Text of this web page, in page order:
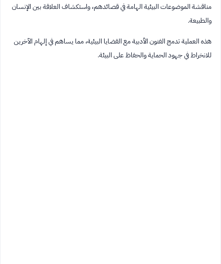
مناقشة الموضوعات البيئية الهامة في قصائدهم، واستكشاف العلاقة بين الإنسان
والطبيعة.
هذه العملية تدمج الفنون الأدبية مع القضايا البيئية، مما يساهم في إلهام الآخرين
للانخراط في جهود الحماية والحفاظ على البيئة.